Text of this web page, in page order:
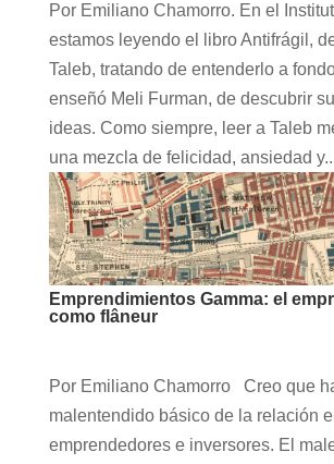
Emprendimientos Gamma: el
como flâneur
Por Emiliano Chamorro. En el
estamos leyendo el libro Antifrágil,
Taleb, tratando de entenderlo a
enseñó Meli Furman, de descubrir
ideas. Como siempre, leer a Taleb
una mezcla de felicidad, ansiedad
Por Emiliano Chamorro Creo que
malentendido básico de la relación
emprendedores e inversores. El